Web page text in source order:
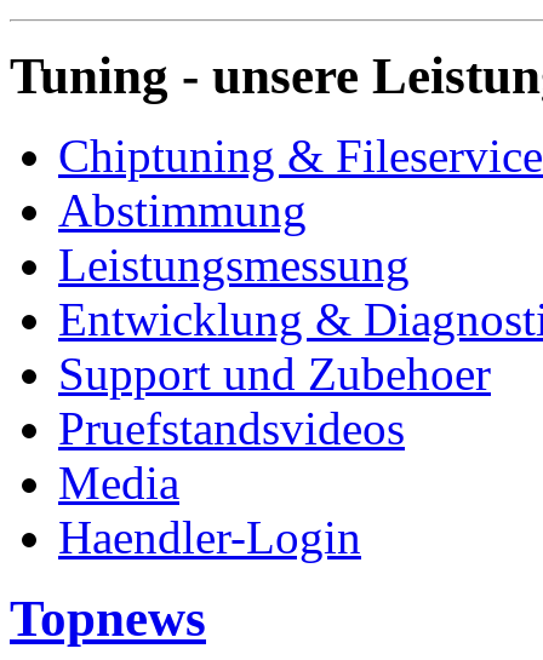
Tuning - unsere
Chiptuning & Fileservice
Abstimmung
Leistungsmessung
Entwicklung &
Support und Zubehoer
Pruefstandsvideos
Media
Haendler-Login
Topnews